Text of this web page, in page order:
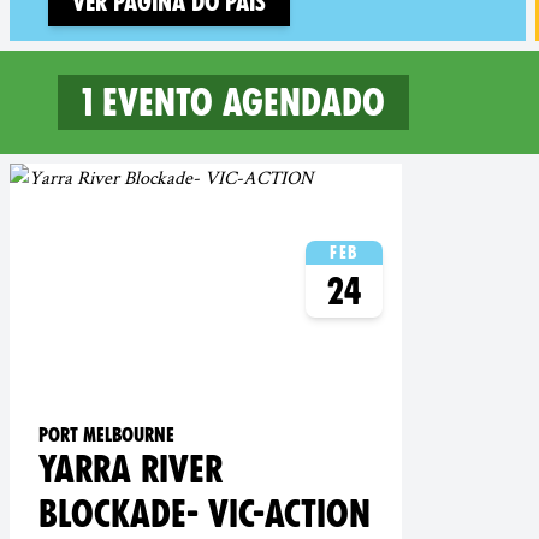
1 evento agendado
1 upcoming events in
Feb
24
Port Melbourne
YARRA RIVER
BLOCKADE- VIC-ACTION